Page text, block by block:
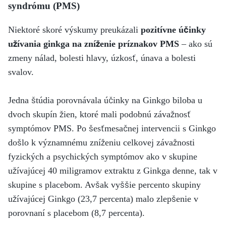
syndrómu (PMS)
Niektoré skoré výskumy preukázali pozitívne účinky
užívania ginkga na zníženie príznakov PMS – ako sú
zmeny nálad, bolesti hlavy, úzkosť, únava a bolesti
svalov.
Jedna štúdia porovnávala účinky na Ginkgo biloba u
dvoch skupín žien, ktoré mali podobnú závažnosť
symptómov PMS. Po šesťmesačnej intervencii s Ginkgo
došlo k významnému zníženiu celkovej závažnosti
fyzických a psychických symptómov ako v skupine
užívajúcej 40 miligramov extraktu z Ginkga denne, tak v
skupine s placebom. Avšak vyššie percento skupiny
užívajúcej Ginkgo (23,7 percenta) malo zlepšenie v
porovnaní s placebom (8,7 percenta).